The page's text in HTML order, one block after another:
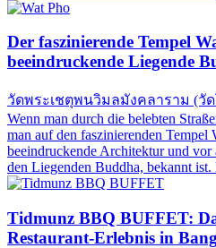
Der faszinierende Tempel
beeindruckende Liegende
วัดพระเชตุพนวิมลมังคลาราม (วั
Wenn man durch die belebten
man auf den faszinierenden Tempel
beeindruckende Architektur und
den Liegenden Buddha, bekannt
Tidmunz BBQ BUFFET:
Restaurant-Erlebnis in